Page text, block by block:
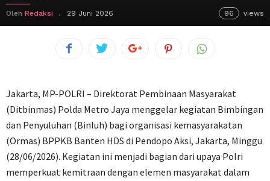
Oleh Redaksi 29 Juni 2026 96 views
Jakarta, MP-POLRI – Direktorat Pembinaan Masyarakat
(Ditbinmas) Polda Metro Jaya menggelar kegiatan Bimbingan
dan Penyuluhan (Binluh) bagi organisasi kemasyarakatan
(Ormas) BPPKB Banten HDS di Pendopo Aksi, Jakarta, Minggu
(28/06/2026). Kegiatan ini menjadi bagian dari upaya Polri
memperkuat kemitraan dengan elemen masyarakat dalam